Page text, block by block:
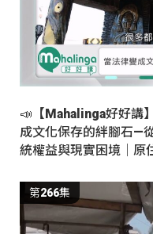
📣【Mahalinga好好講
成文化保存的絆腳石—
統權益與現實困境｜原
第266集